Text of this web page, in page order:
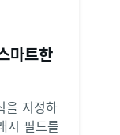
마트한
을 지정하
시 필드를